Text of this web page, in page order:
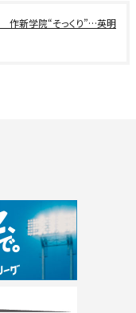
作新学院“そっくり”…英明